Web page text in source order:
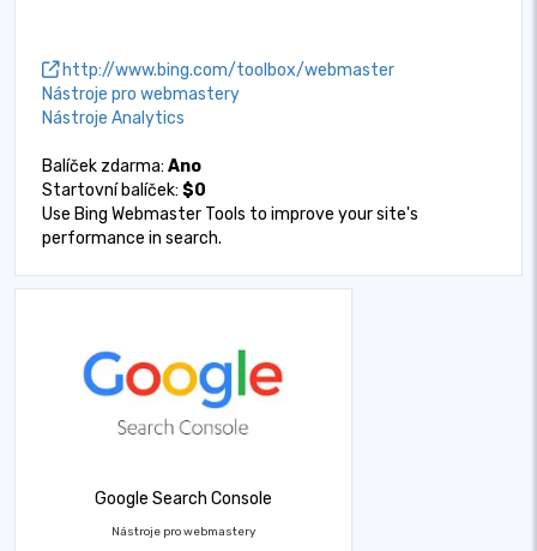
http://www.bing.com/toolbox/webmaster
Nástroje pro webmastery
Nástroje Analytics
Balíček zdarma: Ano
Startovní balíček: $0
Use Bing Webmaster Tools to improve your site's
performance in search.
Google Search Console
Nástroje pro webmastery